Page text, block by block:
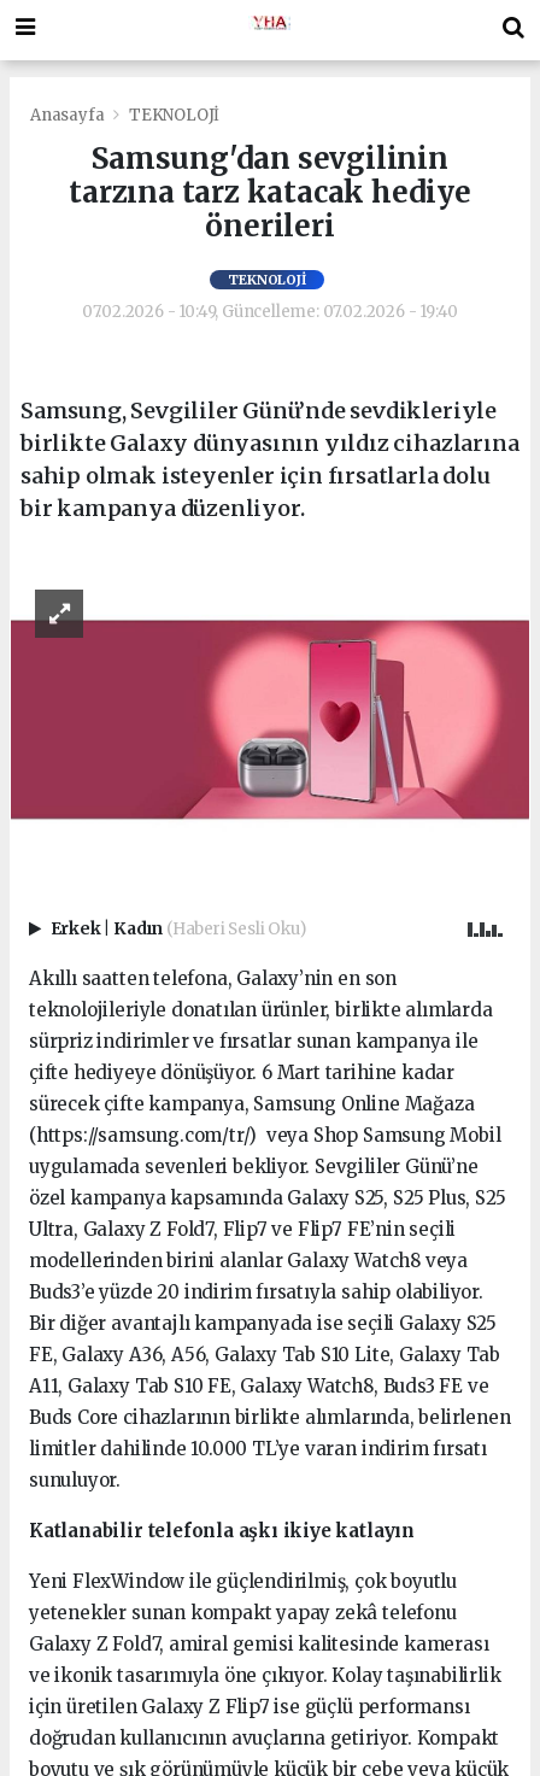
Anasayfa TEKNOLOJİ
Samsung'dan sevgilinin
tarzına tarz katacak hediye
önerileri
TEKNOLOJİ
07.02.2026 - 10:49, Güncelleme: 07.02.2026 - 19:40
Samsung, Sevgililer Günü’nde sevdikleriyle
birlikte Galaxy dünyasının yıldız cihazlarına
sahip olmak isteyenler için fırsatlarla dolu
bir kampanya düzenliyor.
Erkek Kadın (Haberi Sesli Oku)
Akıllı saatten telefona, Galaxy’nin en son
teknolojileriyle donatılan ürünler, birlikte alımlarda
sürpriz indirimler ve fırsatlar sunan kampanya ile
çifte hediyeye dönüşüyor. 6 Mart tarihine kadar
sürecek çifte kampanya, Samsung Online Mağaza
(https://samsung.com/tr/) veya Shop Samsung Mobil
uygulamada sevenleri bekliyor. Sevgililer Günü’ne
özel kampanya kapsamında Galaxy S25, S25 Plus, S25
Ultra, Galaxy Z Fold7, Flip7 ve Flip7 FE’nin seçili
modellerinden birini alanlar Galaxy Watch8 veya
Buds3’e yüzde 20 indirim fırsatıyla sahip olabiliyor.
Bir diğer avantajlı kampanyada ise seçili Galaxy S25
FE, Galaxy A36, A56, Galaxy Tab S10 Lite, Galaxy Tab
A11, Galaxy Tab S10 FE, Galaxy Watch8, Buds3 FE ve
Buds Core cihazlarının birlikte alımlarında, belirlenen
limitler dahilinde 10.000 TL’ye varan indirim fırsatı
sunuluyor.
Katlanabilir telefonla aşkı ikiye katlayın
Yeni FlexWindow ile güçlendirilmiş, çok boyutlu
yetenekler sunan kompakt yapay zekâ telefonu
Galaxy Z Fold7, amiral gemisi kalitesinde kamerası
ve ikonik tasarımıyla öne çıkıyor. Kolay taşınabilirlik
için üretilen Galaxy Z Flip7 ise güçlü performansı
doğrudan kullanıcının avuçlarına getiriyor. Kompakt
boyutu ve şık görünümüyle küçük bir cebe veya küçük